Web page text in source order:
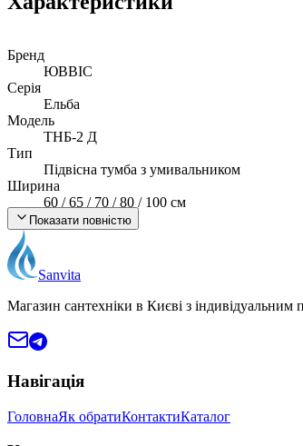
Бренд
ЮВВІС
Серія
Ельба
Модель
ТНБ-2 Д
Тип
Підвісна тумба з умивальником
Ширина
60 / 65 / 70 / 80 / 100 см
Матеріал корпусу
ДСП Swisspan (Швейцарія), 16 мм
Підвіси
CAMAR (Італія), до 90 кг / пара
Умивальник
Vesta (кераміка)
Підвісний
Країна виробник
Показати повністю
Sanvita
Магазин сантехніки в Києві з індивідуальним
Навігація
ГоловнаЯк обратиКонтактиКаталог